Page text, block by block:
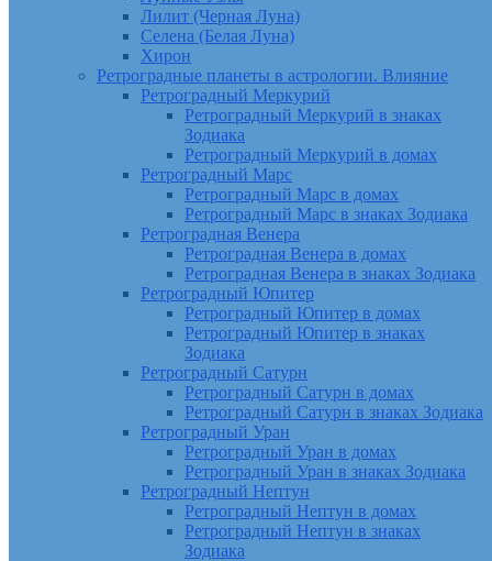
Лилит (Черная Луна)
Селена (Белая Луна)
Хирон
Ретроградные планеты в астрологии. Влияние
Ретроградный Меркурий
Ретроградный Меркурий в знаках
Зодиака
Ретроградный Меркурий в домах
Ретроградный Марс
Ретроградный Марс в домах
Ретроградный Марс в знаках Зодиака
Ретроградная Венера
Ретроградная Венера в домах
Ретроградная Венера в знаках Зодиака
Ретроградный Юпитер
Ретроградный Юпитер в домах
Ретроградный Юпитер в знаках
Зодиака
Ретроградный Сатурн
Ретроградный Сатурн в домах
Ретроградный Сатурн в знаках Зодиака
Ретроградный Уран
Ретроградный Уран в домах
Ретроградный Уран в знаках Зодиака
Ретроградный Нептун
Ретроградный Нептун в домах
Ретроградный Нептун в знаках
Зодиака